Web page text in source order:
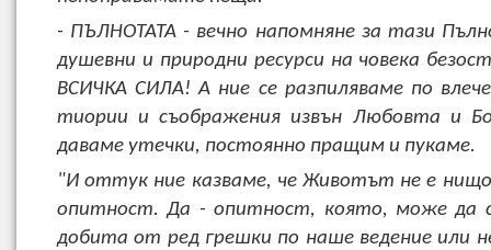
- ПЪЛНОТАТА - вечно напомняне за тази
душевни и природни ресурси на човека
ВСИЧКА СИЛА! А ние се разпиляваме по
тиории и съображения извън Любовта и
даваме утечки, постоянно пращим и пукаме.
"И оттук ние казваме, че Животът не е нищо
опитност. Да - опитност, която, може да
добита от ред грешки по наше ведение или